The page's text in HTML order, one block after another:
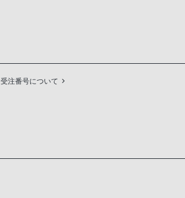
受注番号について